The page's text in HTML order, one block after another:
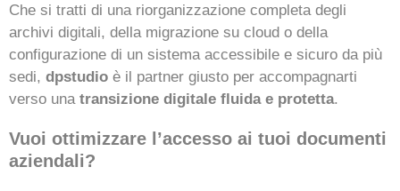
Che si tratti di una riorganizzazione completa degli
archivi digitali, della migrazione su cloud o della
configurazione di un sistema accessibile e sicuro da più
sedi, dpstudio è il partner giusto per accompagnarti
verso una transizione digitale fluida e protetta.
Vuoi ottimizzare l’accesso ai tuoi documenti
aziendali?